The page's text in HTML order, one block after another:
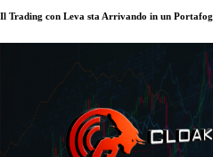
Il Trading con Leva sta Arrivando in un